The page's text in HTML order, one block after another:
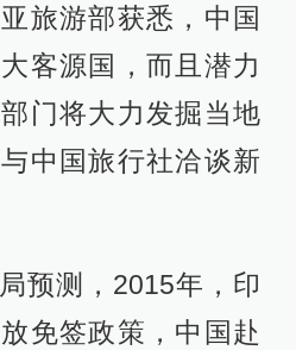
旅游部获悉，中国
客源国，而且潜力
门将大力发掘当地
中国旅行社洽谈新
预测，2015年，印
免签政策，中国赴